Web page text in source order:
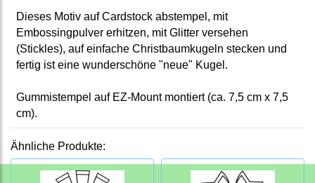
Dieses Motiv auf Cardstock abstempel, mit
Embossingpulver erhitzen, mit Glitter versehen
(Stickles), auf einfache Christbaumkugeln stecken und
fertig ist eine wunderschöne "neue" Kugel.
Gummistempel auf EZ-Mount montiert (ca. 7,5 cm x 7,5
cm).
Ähnliche Produkte: